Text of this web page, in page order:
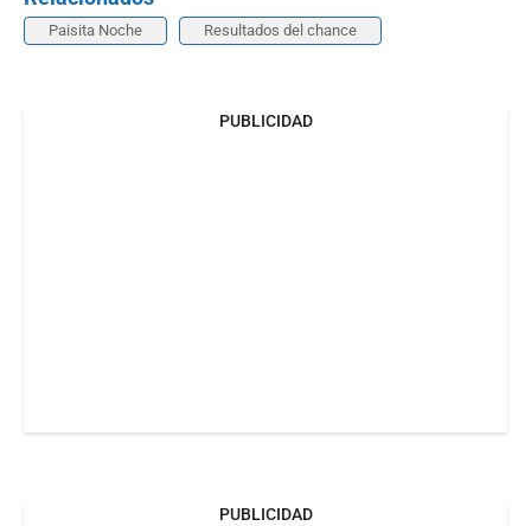
Paisita Noche Resultados del chance
PUBLICIDAD
PUBLICIDAD